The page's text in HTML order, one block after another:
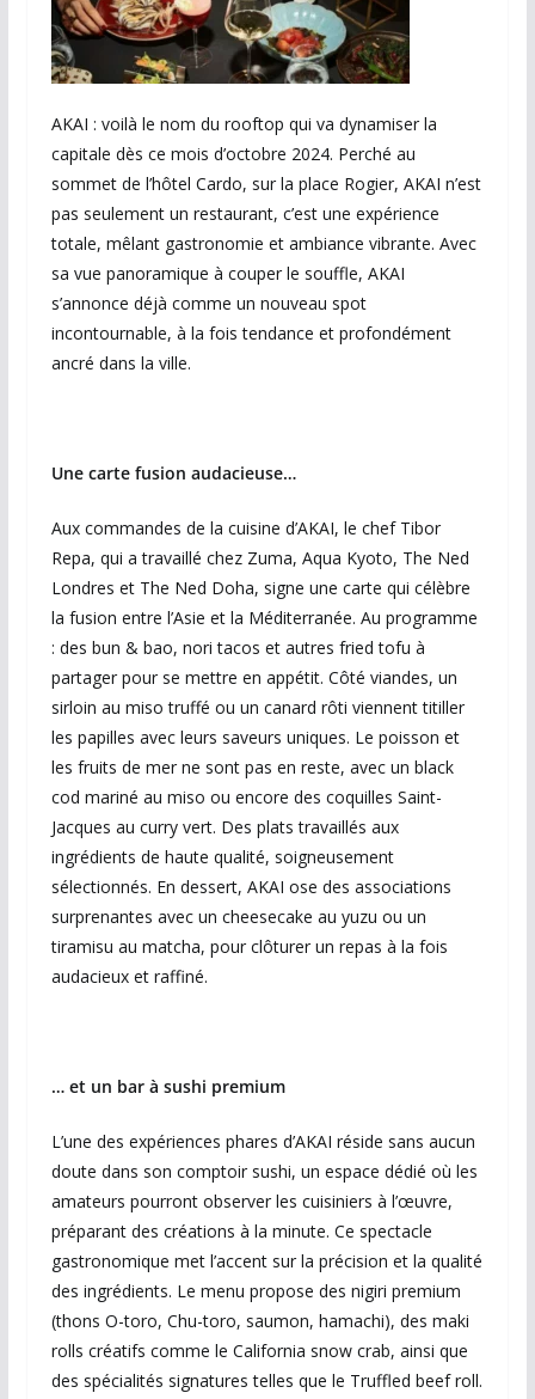
AKAI : voilà le nom du rooftop qui va dynamiser la
capitale dès ce mois d’octobre 2024. Perché au
sommet de l’hôtel Cardo, sur la place Rogier, AKAI n’est
pas seulement un restaurant, c’est une expérience
totale, mêlant gastronomie et ambiance vibrante. Avec
sa vue panoramique à couper le souffle, AKAI
s’annonce déjà comme un nouveau spot
incontournable, à la fois tendance et profondément
ancré dans la ville.
Une carte fusion audacieuse…
Aux commandes de la cuisine d’AKAI, le chef Tibor
Repa, qui a travaillé chez Zuma, Aqua Kyoto, The Ned
Londres et The Ned Doha, signe une carte qui célèbre
la fusion entre l’Asie et la Méditerranée. Au programme
: des bun & bao, nori tacos et autres fried tofu à
partager pour se mettre en appétit. Côté viandes, un
sirloin au miso truffé ou un canard rôti viennent titiller
les papilles avec leurs saveurs uniques. Le poisson et
les fruits de mer ne sont pas en reste, avec un black
cod mariné au miso ou encore des coquilles Saint-
Jacques au curry vert. Des plats travaillés aux
ingrédients de haute qualité, soigneusement
sélectionnés. En dessert, AKAI ose des associations
surprenantes avec un cheesecake au yuzu ou un
tiramisu au matcha, pour clôturer un repas à la fois
audacieux et raffiné.
… et un bar à sushi premium
L’une des expériences phares d’AKAI réside sans aucun
doute dans son comptoir sushi, un espace dédié où les
amateurs pourront observer les cuisiniers à l’œuvre,
préparant des créations à la minute. Ce spectacle
gastronomique met l’accent sur la précision et la qualité
des ingrédients. Le menu propose des nigiri premium
(thons O-toro, Chu-toro, saumon, hamachi), des maki
rolls créatifs comme le California snow crab, ainsi que
des spécialités signatures telles que le Truffled beef roll.